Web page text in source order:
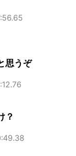
思うぞ
？